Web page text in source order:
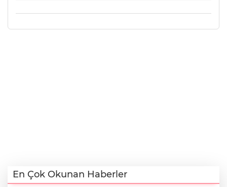
En Çok Okunan Haberler